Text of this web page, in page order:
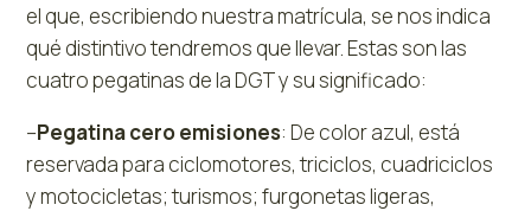
el que, escribiendo nuestra matrícula, se nos indica
qué distintivo tendremos que llevar. Estas son las
cuatro pegatinas de la DGT y su significado:
–Pegatina cero emisiones: De color azul, está
reservada para ciclomotores, triciclos, cuadriciclos
y motocicletas; turismos; furgonetas ligeras,